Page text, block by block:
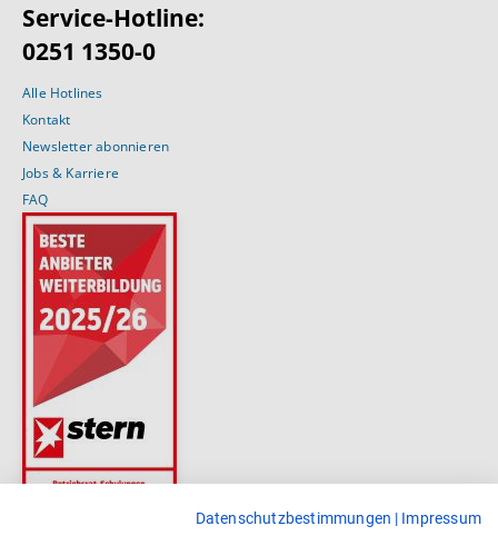
Datenschutzbestimmungen | Impressum
Service-Hotline:
0251 1350-0
Alle Hotlines
Kontakt
Newsletter abonnieren
Jobs & Karriere
FAQ